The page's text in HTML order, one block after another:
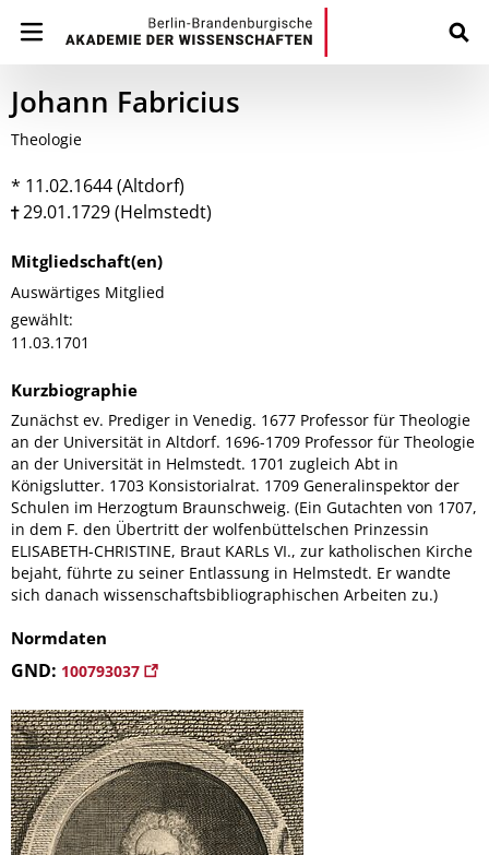
Johann Fabricius
Theologie
* 11.02.1644 (Altdorf)
29.01.1729 (Helmstedt)
Mitgliedschaft(en)
Auswärtiges Mitglied
gewählt:
11.03.1701
Kurzbiographie
Zunächst ev. Prediger in Venedig. 1677 Professor für Theologie
an der Universität in Altdorf. 1696-1709 Professor für Theologie
an der Universität in Helmstedt. 1701 zugleich Abt in
Königslutter. 1703 Konsistorialrat. 1709 Generalinspektor der
Schulen im Herzogtum Braunschweig. (Ein Gutachten von 1707,
in dem F. den Übertritt der wolfenbüttelschen Prinzessin
ELISABETH-CHRISTINE, Braut KARLs VI., zur katholischen Kirche
bejaht, führte zu seiner Entlassung in Helmstedt. Er wandte
sich danach wissenschaftsbibliographischen Arbeiten zu.)
Normdaten
GND: 100793037